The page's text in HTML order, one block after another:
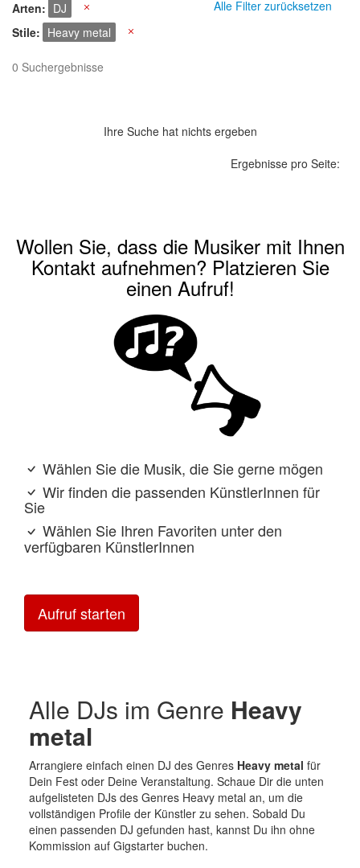
Alle Filter zurücksetzen
Arten DJ
Stile
Heavy metal
0 Suchergebnisse
Ihre Suche hat nichts ergeben
Ergebnisse pro Seite:
Wollen Sie, dass die Musiker mit Ihnen
Kontakt aufnehmen? Platzieren Sie
einen Aufruf!
Wählen Sie die Musik, die Sie gerne mögen
Wir finden die passenden KünstlerInnen für
Sie
Wählen Sie Ihren Favoriten unter den
verfügbaren KünstlerInnen
Aufruf starten
Alle DJs im Genre Heavy
metal
Arrangiere einfach einen DJ des Genres Heavy metal für
Dein Fest oder Deine Veranstaltung. Schaue Dir die unten
aufgelisteten DJs des Genres Heavy metal an, um die
vollständigen Profile der Künstler zu sehen. Sobald Du
einen passenden DJ gefunden hast, kannst Du ihn ohne
Kommission auf Gigstarter buchen.